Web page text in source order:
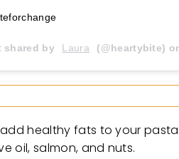
shared by Laura (@heartybite)
healthy fats to your
oil, salmon, and nuts.